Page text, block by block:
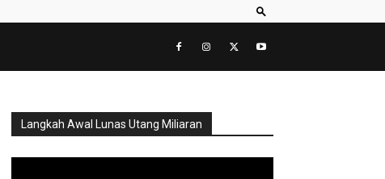
Langkah Awal Lunas Utang Miliaran